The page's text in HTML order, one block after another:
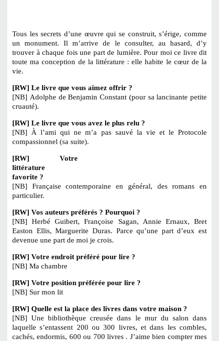
Tous les secrets d’une œuvre qui se construit, s’érige, comme
un monument. Il m’arrive de le consulter, au hasard, d’y
trouver à chaque fois une part de lumière. Pour moi ce livre dit
toute ma conception de la littérature : elle habite le cœur de la
vie.
[RW] Le livre que vous aimez offrir ?
[NB] Adolphe de Benjamin Constant (pour sa lancinante petite
cruauté).
[RW] Le livre que vous avez le plus relu ?
[NB] À l’ami qui ne m’a pas sauvé la vie et le Protocole
compassionnel (sa suite).
[RW] Votre
littérature
favorite ?
[NB] Française contemporaine en général, des romans en
particulier.
[RW] Vos auteurs préférés ? Pourquoi ?
[NB] Herbé Guibert, Françoise Sagan, Annie Ernaux, Bret
Easton Ellis, Marguerite Duras. Parce qu’une part d’eux est
devenue une part de moi je crois.
[RW] Votre endroit préféré pour lire ?
[NB] Ma chambre
[RW] Votre position préférée pour lire ?
[NB] Sur mon lit
[RW] Quelle est la place des livres dans votre maison ?
[NB] Une bibliothèque creusée dans le mur du salon dans
laquelle s’entassent 200 ou 300 livres, et dans les combles,
cachés, endormis, 600 ou 700 livres . J’aime bien compter mes